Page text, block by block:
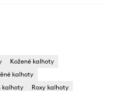
Kožené kalhoty
kalhoty
kalhoty Roxy kalhoty